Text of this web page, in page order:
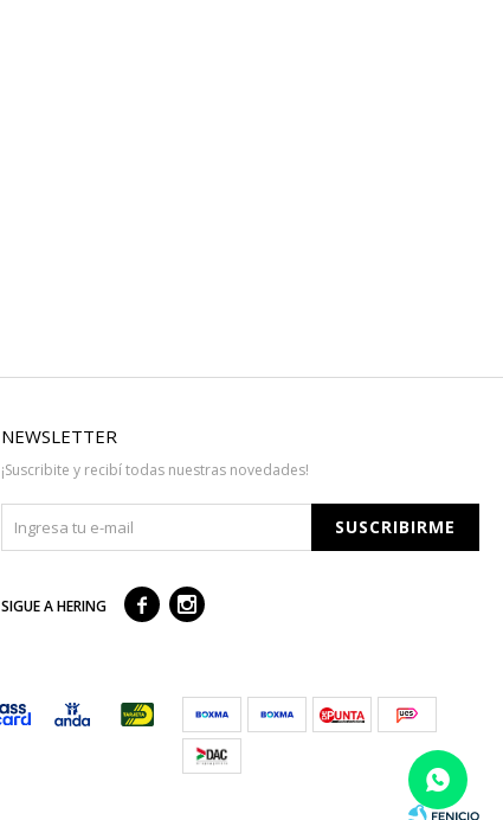
NEWSLETTER
¡Suscribite y recibí todas nuestras novedades!
SUSCRIBIRME
SIGUE A HERING  